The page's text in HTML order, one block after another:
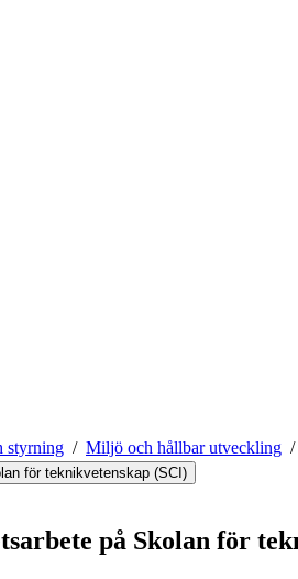
styrning Miljö och hållbar utveckling
för teknikvetenskap (SCI)
på Skolan för